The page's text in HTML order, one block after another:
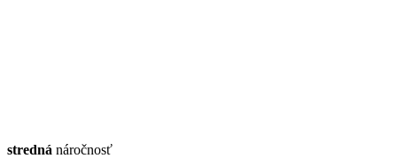
stredná náročnosť